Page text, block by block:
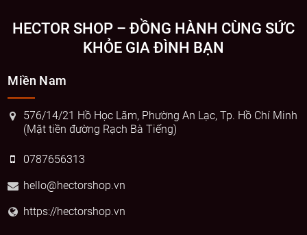
HECTOR SHOP – ĐỒNG HÀNH CÙNG SỨC
KHỎE GIA ĐÌNH BẠN
Miền Nam
576/14/21 Hồ Học Lãm, Phường An Lạc, Tp. Hồ Chí Minh
(Mặt tiền đường Rạch Bà Tiếng)
0787656313
hello@hectorshop.vn
https://hectorshop.vn